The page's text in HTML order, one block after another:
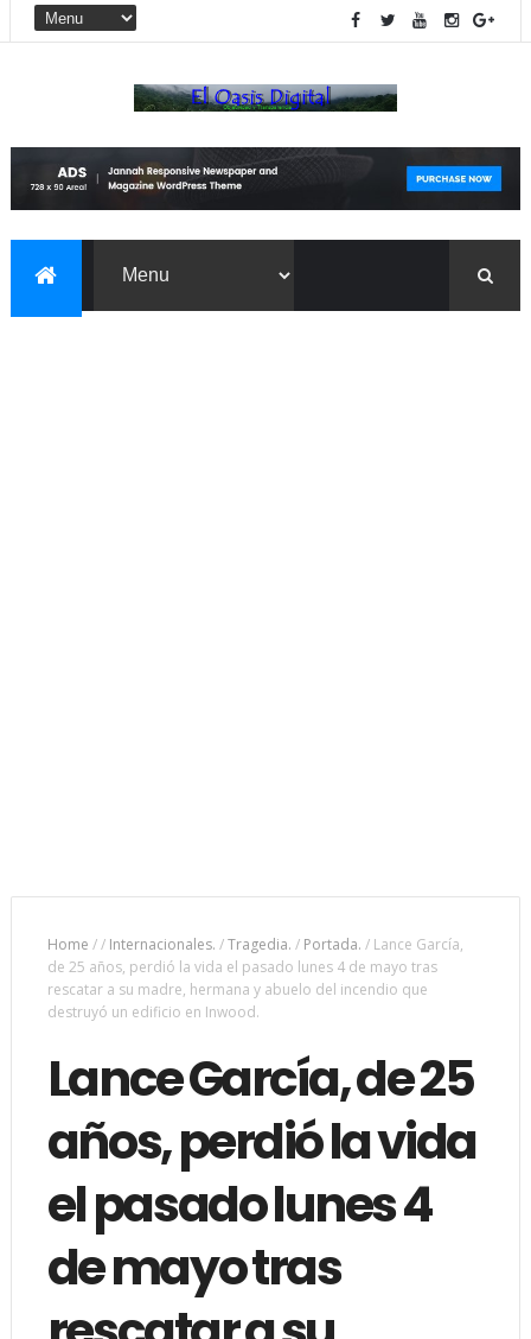
Home // Internacionales. /Tragedia. / Portada. / Lance García,
de 25 años, perdió la vida el pasado lunes 4 de mayo tras
rescatar a su madre, hermana y abuelo del incendio que
destruyó un edificio en Inwood.
Lance García, de 25
años, perdió la vida
el pasado lunes 4
de mayo tras